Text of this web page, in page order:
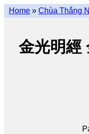
Home » Chùa Thắng
金光明經